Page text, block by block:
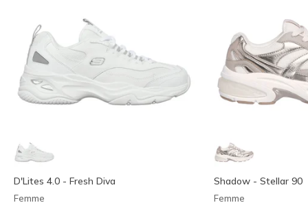
D'Lites 4.0 - Fresh Diva
Femme
Shadow - Stellar 90
Femme